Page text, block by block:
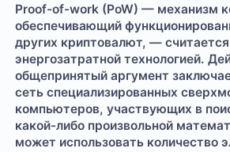
Proof-of-work (PoW) — механизм
обеспечивающий
других криптовалют, —
энергозатратной технологией.
общепринятый аргумент
сеть специализированных
компьютеров, участвующих в
какой-либо произвольной
может использовать количество